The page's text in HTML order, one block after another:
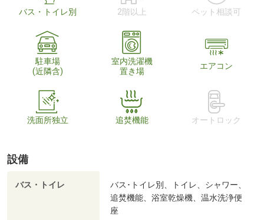
バス・トイレ別 2階以上 ペット相談可
駐車場
(近隣含)
室内洗濯機
置き場
エアコン
洗面所独立 追焚機能 オートロック
設備
バス・トイレ
バス･トイレ別、トイレ、シャワー、
追焚機能、浴室乾燥機、温水洗浄便
座